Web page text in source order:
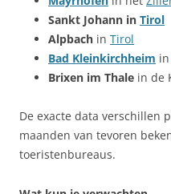
Sankt Johann in Tirol
Alpbach in Tirol
Bad Kleinkirchheim in
Brixen im Thale in de
De exacte data verschillen
maanden van tevoren
toeristenbureaus.